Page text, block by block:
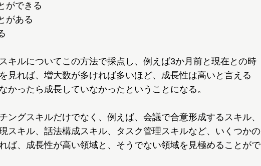
ができる
がある
キルについてこの方法で採点し、例えば3か月前と現在との時
見れば、増大数が多ければ多いほど、成長性は高いと言える
かったら成長していなかったということになる。
グスキルだけでなく、例えば、会議で合意形成するスキル、
スキル、話法構成スキル、タスク管理スキルなど、いくつかの
ば、成長性が高い領域と、そうでない領域を見極めることがで